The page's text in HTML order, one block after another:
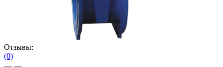
Отзывы:
(0)